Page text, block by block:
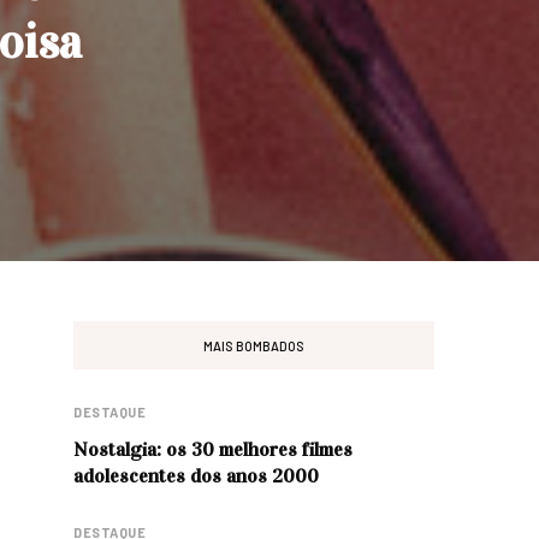
MAIS BOMBADOS
DESTAQUE
Nostalgia: os 30 melhores filmes
adolescentes dos anos 2000
DESTAQUE